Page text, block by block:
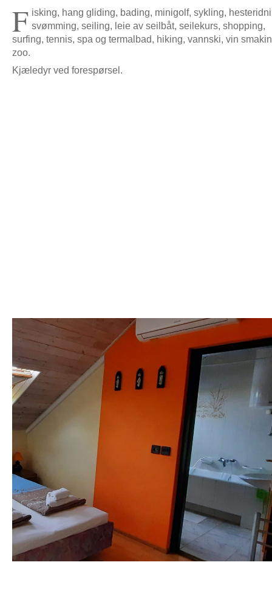
F isking, hang gliding, bading, minigolf, sykling,
svømming, seiling, leie av seilbåt, seilekurs, shopping,
surfing, tennis, spa og termalbad, hiking, vannski, vin
zoo.
Kjæledyr ved forespørsel.